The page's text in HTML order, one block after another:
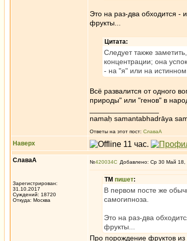
Это на раз-два обходится -
фрукты...
Цитата:
Следует также
концентрации; она
- на "я" или на
Всё развалится от одного
природы" или "генов" в
namaḥ samantabhadrāya
Ответы на этот пост: СлаваА
Наверх
СлаваА
Зарегистрирован:
31.10.2017
Суждений: 18720
Откуда: Москва
№420034 Добавлено: Ср 30 Май 18,
ТМ пишет:
В первом посте же
самогипноза.
Это на раз-два
фрукты...
Про порождение фруктов из